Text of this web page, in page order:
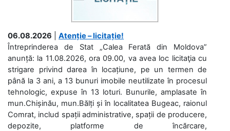
06.08.2026
Atenție – licitație!
Întreprinderea de Stat „Calea Ferată din Moldova”
anunță: la 11.08.2026, ora 09.00, va avea loc licitaţia cu
strigare privind darea în locațiune, pe un termen de
până la 3 ani, a 13 bunuri imobile neutilizate în procesul
tehnologic, expuse în 13 loturi. Bunurile, amplasate în
mun.Chișinău, mun.Bălți și în localitatea Bugeac, raionul
Comrat, includ spații administrative, spații de producere,
depozite, platforme de încărcare,